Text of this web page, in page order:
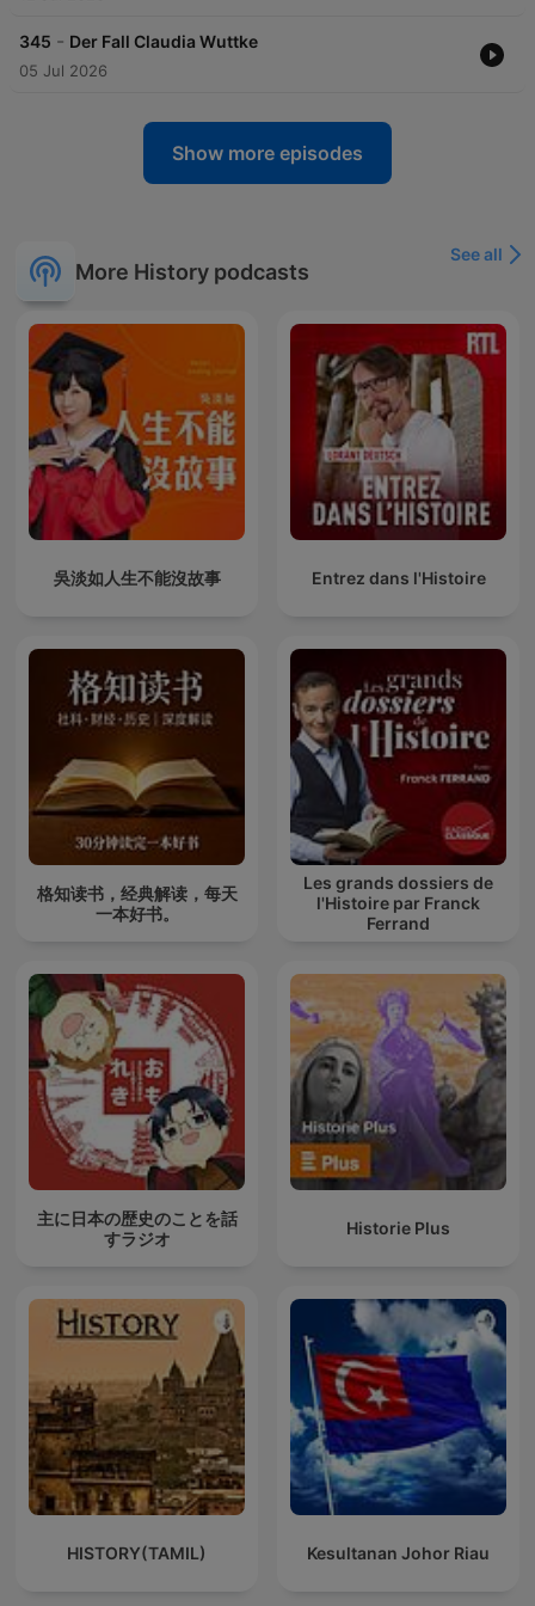
345 - Der Fall Claudia Wuttke
05 Jul 2026
Show more episodes
More History podcasts
See all
吳淡如人生不能沒故事 Entrez dans l'Histoire
格知读书，经典解读，每天
一本好书。
Les grands dossiers de
l'Histoire par Franck
Ferrand
主に日本の歴史のことを話
すラジオ
Historie Plus
HISTORY(TAMIL) Kesultanan Johor Riau